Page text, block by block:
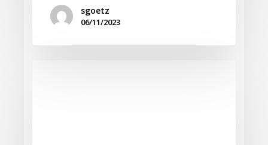
sgoetz
06/11/2023